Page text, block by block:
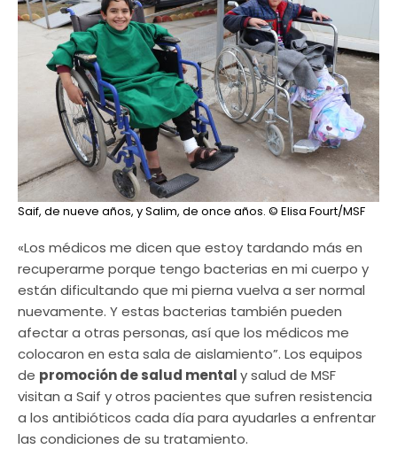
Saif, de nueve años, y Salim, de once años. © Elisa Fourt/MSF
«Los médicos me dicen que estoy tardando más en
recuperarme porque tengo bacterias en mi cuerpo y
están dificultando que mi pierna vuelva a ser normal
nuevamente. Y estas bacterias también pueden
afectar a otras personas, así que los médicos me
colocaron en esta sala de aislamiento”. Los equipos
de promoción de salud mentaly salud de MSF
visitan a Saif y otros pacientes que sufren resistencia
a los antibióticos cada día para ayudarles a enfrentar
las condiciones de su tratamiento.